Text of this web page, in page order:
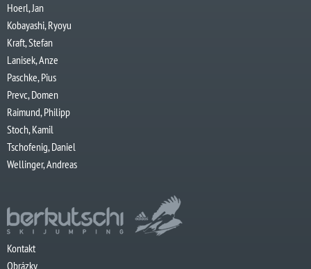
Hoerl, Jan
Kobayashi, Ryoyu
Kraft, Stefan
Lanisek, Anze
Paschke, Pius
Prevc, Domen
Raimund, Philipp
Stoch, Kamil
Tschofenig, Daniel
Wellinger, Andreas
Kontakt
Obrázky